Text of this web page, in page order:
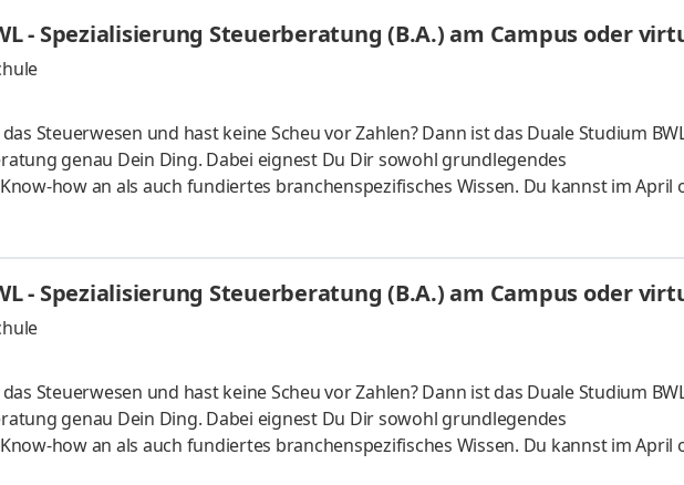
- Spezialisierung Steuerberatung (B.A.) am Campus oder
Steuerwesen und hast keine Scheu vor Zahlen? Dann ist das Duale Studium
genau Dein Ding. Dabei eignest Du Dir sowohl grundlegendes
how an als auch fundiertes branchenspezifisches Wissen. Du kannst im April
Campus vor Ort oder ganz flexibel virtuell. Deine Praxisphasen absolvierst Du bei
Aufgaben Du kannst Dein Studium ohne Numerus clausus oder
staatlich anerkanntes Bachelorstudium mit praxisnahen InhaltenDeine
sind stets für Dich da Du lernst
- Spezialisierung Steuerberatung (B.A.) am Campus oder
Steuerwesen und hast keine Scheu vor Zahlen? Dann ist das Duale Studium
genau Dein Ding. Dabei eignest Du Dir sowohl grundlegendes
how an als auch fundiertes branchenspezifisches Wissen. Du kannst im April
Campus vor Ort oder ganz flexibel virtuell. Deine Praxisphasen absolvierst Du bei